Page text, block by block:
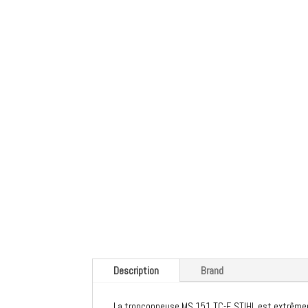
Description Brand